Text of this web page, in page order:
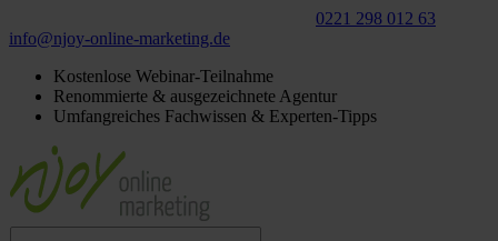
0221 298 012 63
info@njoy‑online‑marketing.de
Kostenlose Webinar-Teilnahme
Renommierte & ausgezeichnete Agentur
Umfangreiches Fachwissen & Experten-Tipps